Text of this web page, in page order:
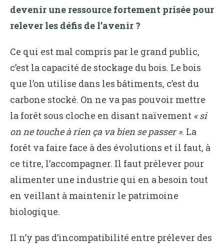
devenir une ressource fortement prisée pour
relever les défis de l’avenir ?
Ce qui est mal compris par le grand public,
c’est la capacité de stockage du bois. Le bois
que l’on utilise dans les bâtiments, c’est du
carbone stocké. On ne va pas pouvoir mettre
la forêt sous cloche en disant naïvement « si
on ne touche à rien ça va bien se passer ». La
forêt va faire face à des évolutions et il faut, à
ce titre, l’accompagner. Il faut prélever pour
alimenter une industrie qui en a besoin tout
en veillant à maintenir le patrimoine
biologique.
Il n’y pas d’incompatibilité entre prélever des